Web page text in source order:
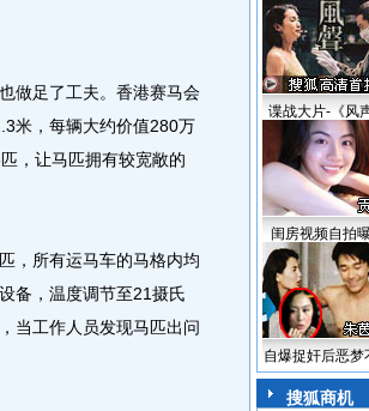
做足了工夫。香港赛马会
米，每辆大约价值280万
，让马匹拥有较宽敞的
所有运马车的马格内均
备，温度调节至21摄氏
当工作人员发现马匹出问
谍战大片-《风
闺房视频自拍
自爆捉奸后恶梦
搜狐商机